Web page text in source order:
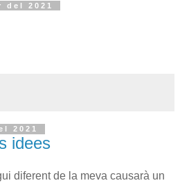
del 2021
2021
idees
diferent de la meva causarà un